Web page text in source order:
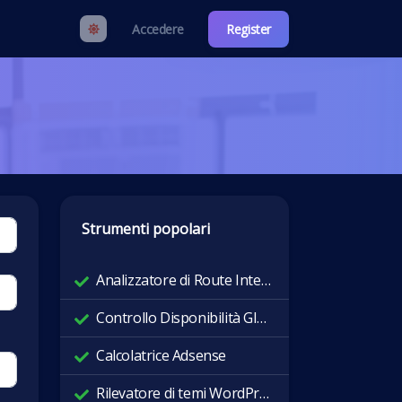
Accedere Register
Strumenti popolari
Analizzatore di Route Internet
Controllo Disponibilità Globale
Calcolatrice Adsense
Rilevatore di temi WordPress